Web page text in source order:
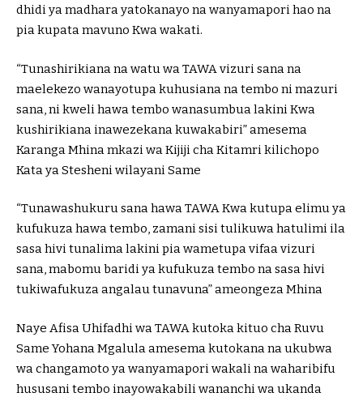
dhidi ya madhara yatokanayo na wanyamapori hao na
pia kupata mavuno Kwa wakati.
“Tunashirikiana na watu wa TAWA vizuri sana na
maelekezo wanayotupa kuhusiana na tembo ni mazuri
sana, ni kweli hawa tembo wanasumbua lakini Kwa
kushirikiana inawezekana kuwakabiri” amesema
Karanga Mhina mkazi wa Kijiji cha Kitamri kilichopo
Kata ya Stesheni wilayani Same
“Tunawashukuru sana hawa TAWA Kwa kutupa elimu ya
kufukuza hawa tembo, zamani sisi tulikuwa hatulimi ila
sasa hivi tunalima lakini pia wametupa vifaa vizuri
sana, mabomu baridi ya kufukuza tembo na sasa hivi
tukiwafukuza angalau tunavuna” ameongeza Mhina
Naye Afisa Uhifadhi wa TAWA kutoka kituo cha Ruvu
Same Yohana Mgalula amesema kutokana na ukubwa
wa changamoto ya wanyamapori wakali na waharibifu
hususani tembo inayowakabili wananchi wa ukanda